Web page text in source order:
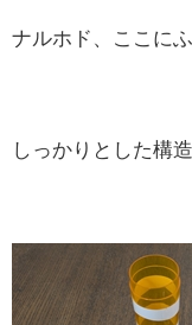
ナルホド、ここに
しっかりとした構